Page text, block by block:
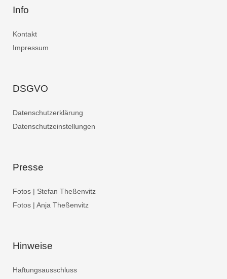
Info
Kontakt
Impressum
DSGVO
Datenschutzerklärung
Datenschutzeinstellungen
Presse
Fotos | Stefan Theßenvitz
Fotos | Anja Theßenvitz
Hinweise
Haftungsausschluss